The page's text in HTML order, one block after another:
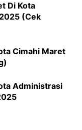
Di Kota
(Cek
Cimahi Maret
Administrasi